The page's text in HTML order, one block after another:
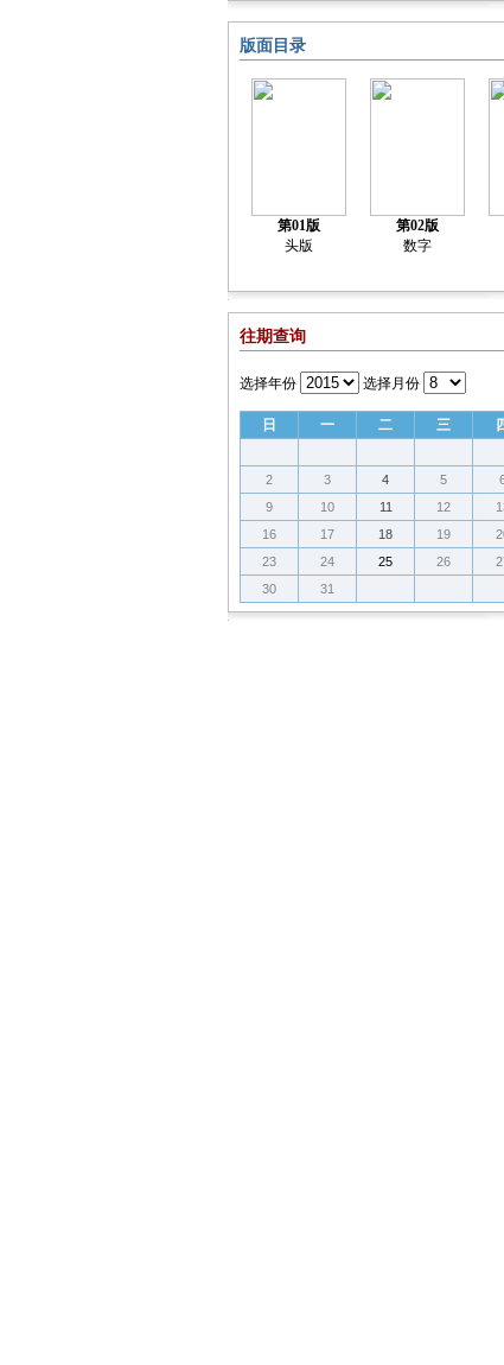
版面目录
第01版
头版
第02版
数字
往期查询
选择年份 选择月份
日 一 二 三
2
3 4 5
9
10 11 12
16
17 18 19
23
24 25 26
30
31